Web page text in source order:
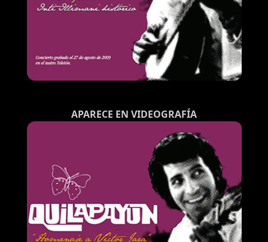
APARECE EN VIDEOGRAFÍA